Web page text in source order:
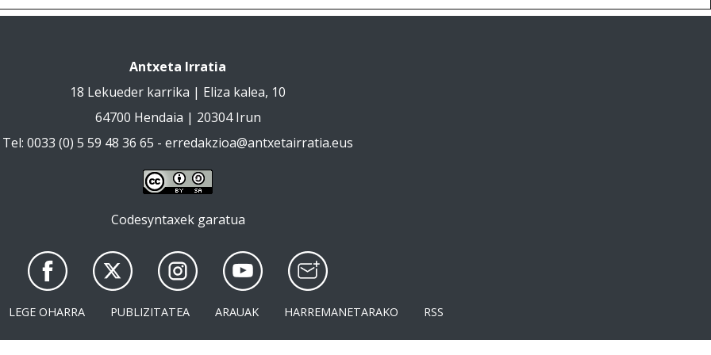
Antxeta Irratia
18 Lekueder karrika | Eliza kalea, 10
64700 Hendaia | 20304 Irun
Tel: 0033 (0) 5 59 48 36 65 - erredakzioa@antxetairratia.eus
Codesyntaxek garatua
LEGE OHARRA PUBLIZITATEA ARAUAK HARREMANETARAKO RSS